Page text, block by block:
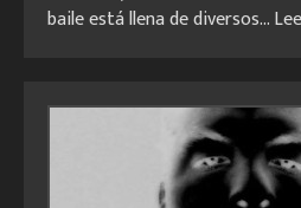
baile está llena de diversos...